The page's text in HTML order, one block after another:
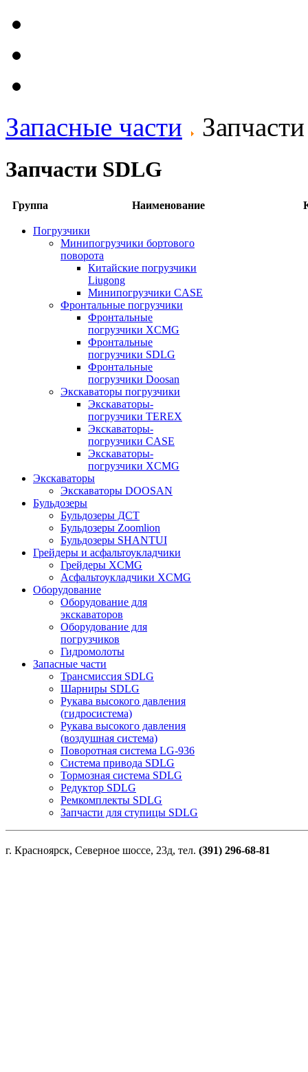
Запасные части
Запчасти SDLG
Группа Наименование
Погрузчики
Минипогрузчики бортового
поворота
Китайские погрузчики
Liugong
Минипогрузчики CASE
Фронтальные погрузчики
Фронтальные
погрузчики XCMG
Фронтальные
погрузчики SDLG
Фронтальные
погрузчики Doosan
Экскаваторы погрузчики
Экскаваторы-
погрузчики TEREX
Экскаваторы-
погрузчики CASE
Экскаваторы-
погрузчики XCMG
Экскаваторы
Экскаваторы DOOSAN
Бульдозеры
Бульдозеры ДСТ
Бульдозеры Zoomlion
Бульдозеры SHANTUI
Грейдеры и асфальтоукладчики
Грейдеры XCMG
Асфальтоукладчики XCMG
Оборудование
Оборудование для
экскаваторов
Оборудование для
погрузчиков
Гидромолоты
Запасные части
Трансмиссия SDLG
Шарниры SDLG
Рукава высокого давления
(гидросистема)
Рукава высокого давления
(воздушная система)
Поворотная система LG-936
Система привода SDLG
Тормозная система SDLG
Редуктор SDLG
Ремкомплекты SDLG
Запчасти для ступицы SDLG
г. Красноярск, Северное шоссе, 23д, тел. (391) 296-68-81